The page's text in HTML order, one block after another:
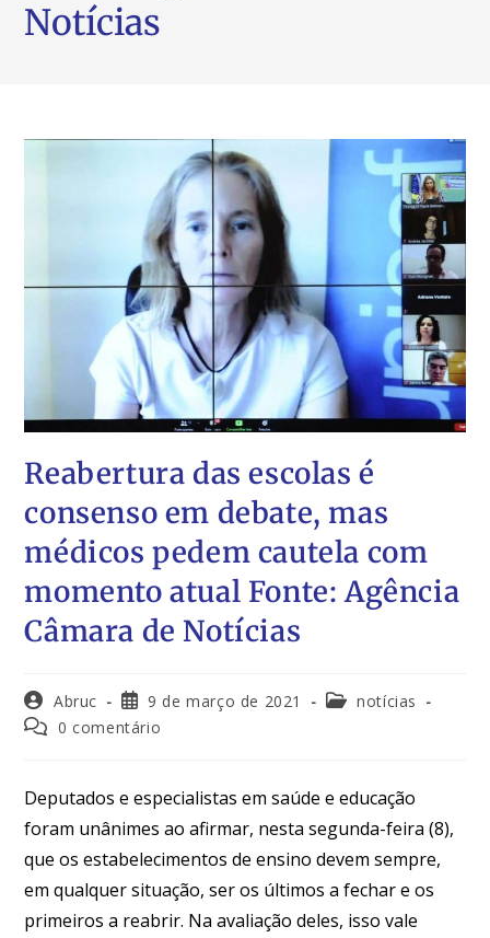
Notícias
Reabertura das escolas é
consenso em debate, mas
médicos pedem cautela com
momento atual Fonte: Agência
Câmara de Notícias
Abruc 9 de março de 2021
notícias
0 comentário
Deputados e especialistas em saúde e educação
foram unânimes ao afirmar, nesta segunda-feira (8),
que os estabelecimentos de ensino devem sempre,
em qualquer situação, ser os últimos a fechar e os
primeiros a reabrir. Na avaliação deles, isso vale